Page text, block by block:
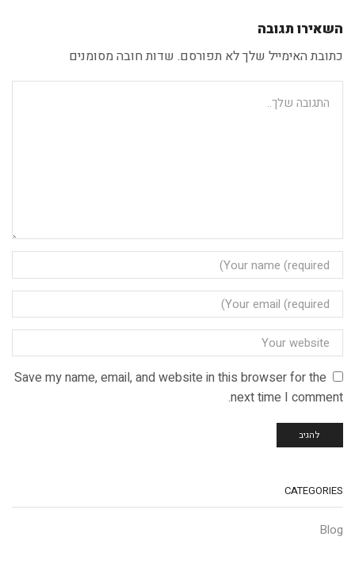
השאירו תגובה
כתובת האימייל שלך לא תפורסם. שדות חובה מסומנים
Save my name, email, and website in this browser for the
next time I comment.
CATEGORIES
Blog